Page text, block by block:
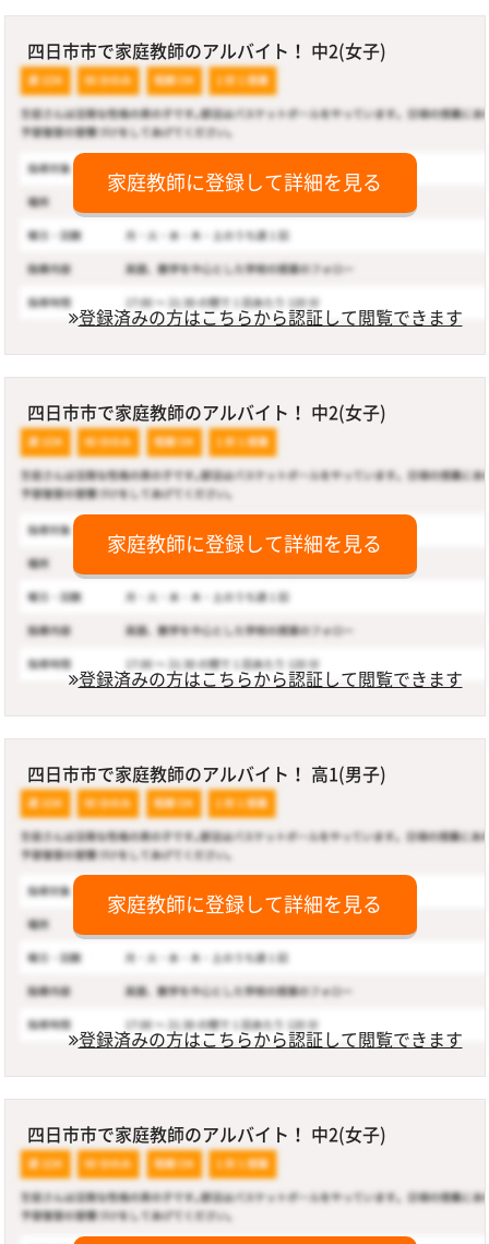
四日市市で家庭教師のアルバイト！ 中2(女子)
家庭教師に登録して詳細を見る
登録済みの方はこちらから認証して閲覧できます
四日市市で家庭教師のアルバイト！ 中2(女子)
家庭教師に登録して詳細を見る
登録済みの方はこちらから認証して閲覧できます
四日市市で家庭教師のアルバイト！ 高1(男子)
家庭教師に登録して詳細を見る
登録済みの方はこちらから認証して閲覧できます
四日市市で家庭教師のアルバイト！ 中2(女子)